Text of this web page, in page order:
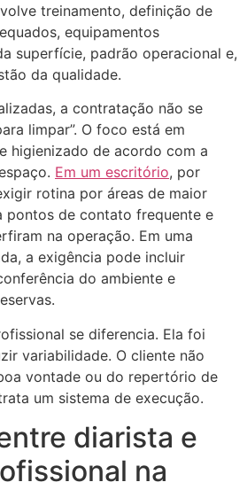
treinamento, definição de
equipamentos
superfície, padrão operacional e,
da qualidade.
a contratação não se
limpar”. O foco está em
higienizado de acordo com a
Em um escritório, por
rotina por áreas de maior
pontos de contato frequente e
na operação. Em uma
a exigência pode incluir
do ambiente e
se diferencia. Ela foi
variabilidade. O cliente não
vontade ou do repertório de
um sistema de execução.
diarista e
na